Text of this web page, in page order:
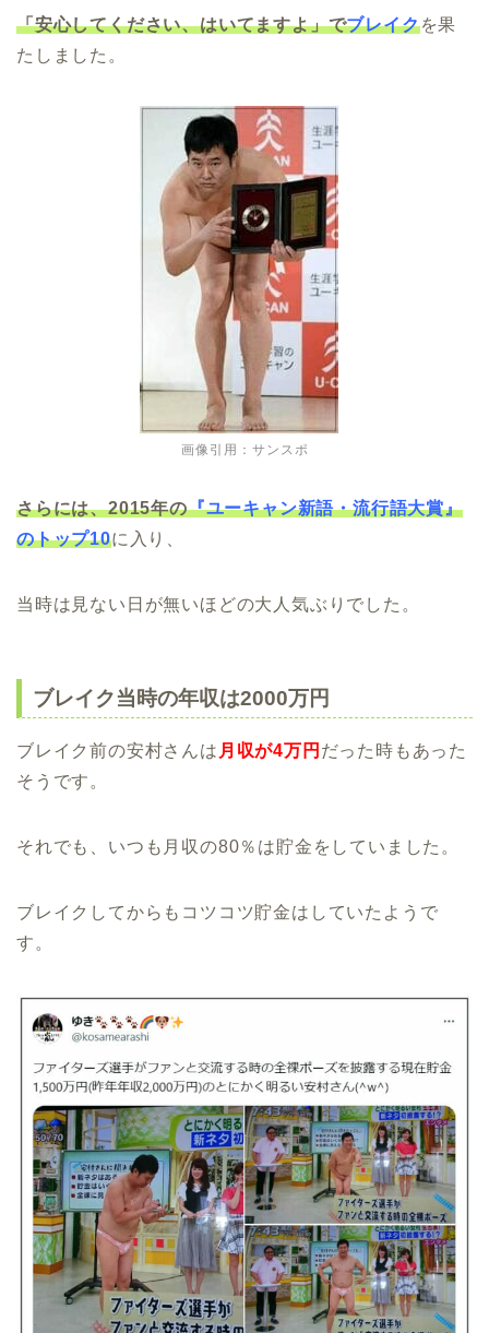
「安心してください、はいてますよ」でブレイクを果
たしました。
画像引用：サンスポ
さらには、2015年の『ユーキャン新語・流行語大賞』
のトップ10に入り、
当時は見ない日が無いほどの大人気ぶりでした。
ブレイク当時の年収は2000万円
ブレイク前の安村さんは 月収が4万円 だった時もあった
そうです。
それでも、いつも月収の80％は貯金をしていました。
ブレイクしてからもコツコツ貯金はしていたようで
す。